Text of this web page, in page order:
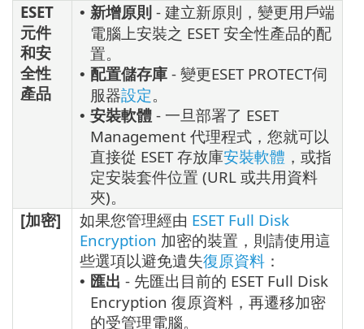
ESET
元件
和安
全性
產品
• 新增原則 - 建立新原則，變更用戶端
電腦上安裝之 ESET 安全性產品的配
置。
• 配置儲存庫 - 變更ESET PROTECT伺
服器設定。
• 安裝軟體 - 一旦部署了 ESET
Management 代理程式，您就可以
直接從 ESET 存放庫安裝軟體 ，或指
定安裝套件位置 (URL 或共用資料
夾)。
[加密]
如果您管理經由 ESET Full Disk
Encryption 加密的裝置，則請使用這
些選項以避免遺失復原資料 ：
• 匯出 - 先匯出目前的 ESET Full Disk
Encryption 復原資料，再遷移加密
的受管理電腦。